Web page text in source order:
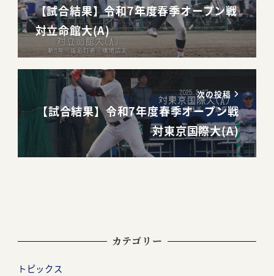
【試合結果】令和7年度春季オープン戦
対立命館大(A)
次の投稿
【試合結果】令和7年度春季オープン戦
対東京国際大(A)
カテゴリー
トピックス